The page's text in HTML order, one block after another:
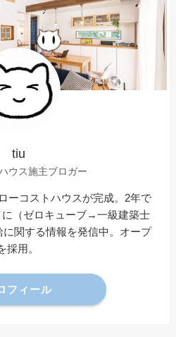
tiu
ウス施主ブロガー
ーコストハウスが完成。2年で
（ゼロキューブ→一級建築士
関する情報を発信中。オープ
採用。
フィール